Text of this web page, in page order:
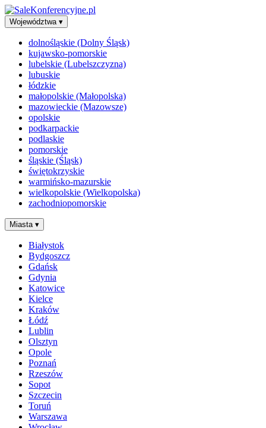
Województwa ▾
dolnośląskie (Dolny Śląsk)
kujawsko-pomorskie
lubelskie (Lubelszczyzna)
lubuskie
łódzkie
małopolskie (Małopolska)
mazowieckie (Mazowsze)
opolskie
podkarpackie
podlaskie
pomorskie
śląskie (Śląsk)
świętokrzyskie
warmińsko-mazurskie
wielkopolskie (Wielkopolska)
zachodniopomorskie
Miasta ▾
Białystok
Bydgoszcz
Gdańsk
Gdynia
Katowice
Kielce
Kraków
Łódź
Lublin
Olsztyn
Opole
Poznań
Rzeszów
Sopot
Szczecin
Toruń
Warszawa